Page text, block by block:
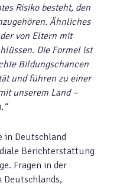
Risiko besteht, den
Ähnliches
von Eltern mit
Die Formel ist
Bildungschancen
und führen zu einer
unserem Land –
in Deutschland
Berichterstattung
Fragen in der